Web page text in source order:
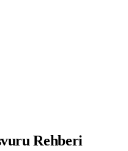
Rehberi